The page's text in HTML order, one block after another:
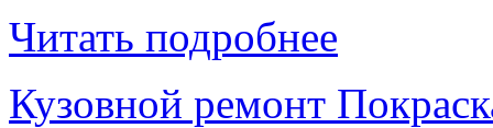
Читать подробнее
Кузовной ремонт